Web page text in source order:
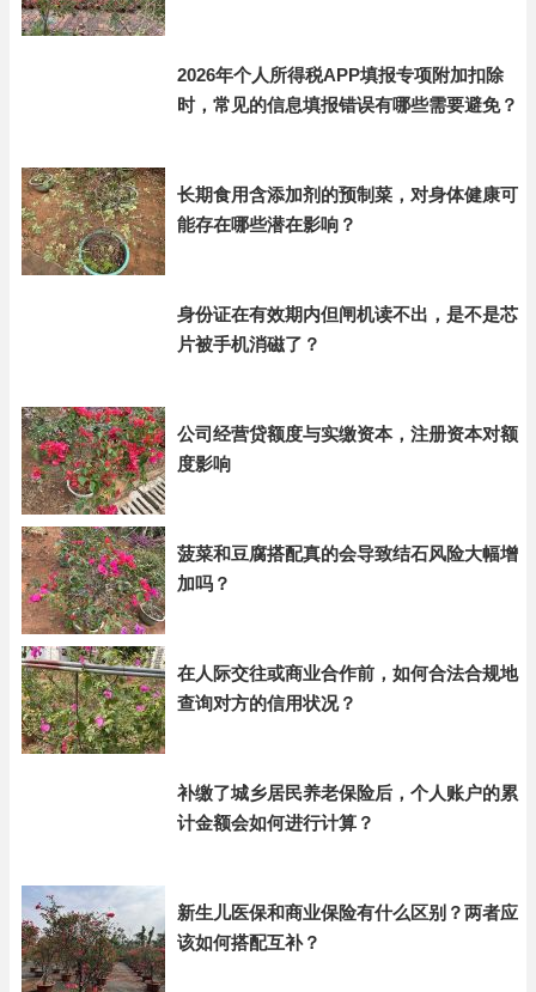
2026年个人所得税APP填报专项附加扣除
时，常见的信息填报错误有哪些需要避免？
长期食用含添加剂的预制菜，对身体健康可
能存在哪些潜在影响？
身份证在有效期内但闸机读不出，是不是芯
片被手机消磁了？
公司经营贷额度与实缴资本，注册资本对额
度影响
菠菜和豆腐搭配真的会导致结石风险大幅增
加吗？
在人际交往或商业合作前，如何合法合规地
查询对方的信用状况？
补缴了城乡居民养老保险后，个人账户的累
计金额会如何进行计算？
新生儿医保和商业保险有什么区别？两者应
该如何搭配互补？